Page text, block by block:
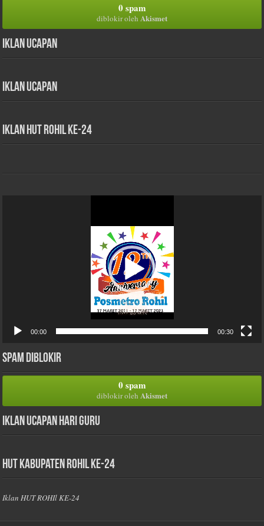
0 spam
diblokir oleh Akismet
Iklan Ucapan
Iklan Ucapan
iklan HUT Rohil Ke-24
00:00 00:30
Spam Diblokir
0 spam
diblokir oleh Akismet
Iklan Ucapan Hari Guru
HUT Kabupaten Rohil Ke-24
Iklan HUT ROHIl KE-24